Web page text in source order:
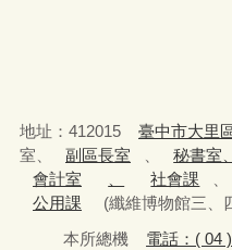
地址：412015 臺中市大里
室、
副區長室 秘書室、
會計室
社會課
公用課
(纖維博物館三、
本所總機
電話：( 04